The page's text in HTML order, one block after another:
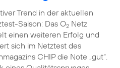
Trend in der aktuellen
Saison: Das O2Netz
einen weiteren Erfolg und
sich im Netztest des
CHIP die Note „gut“.